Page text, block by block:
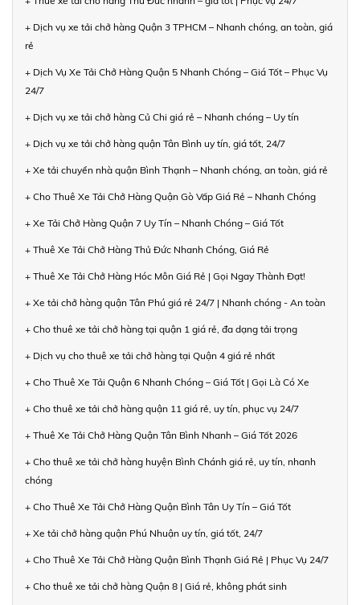
+ Dịch vụ xe tải chở hàng Quận 3 TPHCM – Nhanh chóng, an toàn, giá
rẻ
+ Dịch Vụ Xe Tải Chở Hàng Quận 5 Nhanh Chóng – Giá Tốt – Phục Vụ
24/7
+ Dịch vụ xe tải chở hàng Củ Chi giá rẻ – Nhanh chóng – Uy tín
+ Dịch vụ xe tải chở hàng quận Tân Bình uy tín, giá tốt, 24/7
+ Xe tải chuyển nhà quận Bình Thạnh – Nhanh chóng, an toàn, giá rẻ
+ Cho Thuê Xe Tải Chở Hàng Quận Gò Vấp Giá Rẻ – Nhanh Chóng
+ Xe Tải Chở Hàng Quận 7 Uy Tín – Nhanh Chóng – Giá Tốt
+ Thuê Xe Tải Chở Hàng Thủ Đức Nhanh Chóng, Giá Rẻ
+ Thuê Xe Tải Chở Hàng Hóc Môn Giá Rẻ | Gọi Ngay Thành Đạt!
+ Xe tải chở hàng quận Tân Phú giá rẻ 24/7 | Nhanh chóng - An toàn
+ Cho thuê xe tải chở hàng tại quận 1 giá rẻ, đa dạng tải trọng
+ Dịch vụ cho thuê xe tải chở hàng tại Quận 4 giá rẻ nhất
+ Cho Thuê Xe Tải Quận 6 Nhanh Chóng – Giá Tốt | Gọi Là Có Xe
+ Cho thuê xe tải chở hàng quận 11 giá rẻ, uy tín, phục vụ 24/7
+ Thuê Xe Tải Chở Hàng Quận Tân Bình Nhanh – Giá Tốt 2026
+ Cho thuê xe tải chở hàng huyện Bình Chánh giá rẻ, uy tín, nhanh
chóng
+ Cho Thuê Xe Tải Chở Hàng Quận Bình Tân Uy Tín – Giá Tốt
+ Xe tải chở hàng quận Phú Nhuận uy tín, giá tốt, 24/7
+ Cho Thuê Xe Tải Chở Hàng Quận Bình Thạnh Giá Rẻ | Phục Vụ 24/7
+ Cho thuê xe tải chở hàng Quận 8 | Giá rẻ, không phát sinh